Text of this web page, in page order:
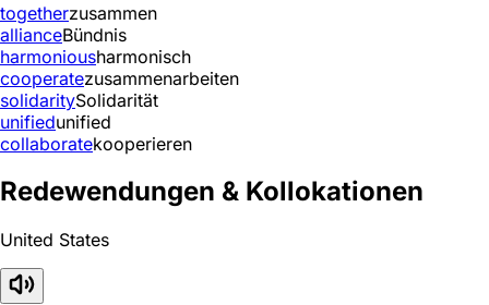
togetherzusammen
allianceBündnis
harmoniousharmonisch
cooperatezusammenarbeiten
solidaritySolidarität
unifiedunified
collaboratekooperieren
Redewendungen & Kollokationen
United States